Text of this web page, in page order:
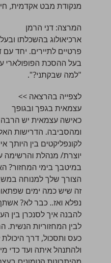
מנקודת מבט אקדמית,
המרצה:דני הרמן
ארכיאולוג בהשכלתו
פרטיים לתיירים. יחד
בעל ההסכת הפופולארי
"למה שבקתני?".
לצפייה בהרצאה >>
עצמאית בגפך ובגופך
כאישה עצמאית יש
ומהסביבה. הדרישות
לקונפליקטים בין היותך
יוצרת/ מנהלת והרשימה
במיטבך בימי
הצורך שלך למנוחה
זה שיש כמה ימים
נפלא ואז.. כבר לא?
להבנה איך לסנכרן בין
לבין המחזוריות הנשית.
כעס ותסכול, דרך
ולהתנהל איתה ועד כדי